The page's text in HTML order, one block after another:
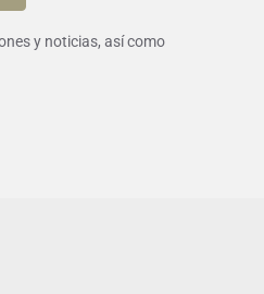
y noticias, así como